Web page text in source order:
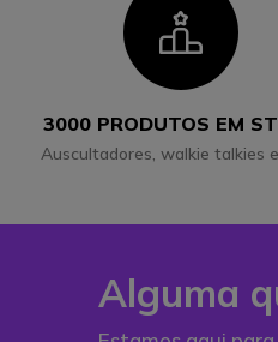
Icon
3000 PRODUTOS EM
Auscultadores, walkie talkies
Alguma